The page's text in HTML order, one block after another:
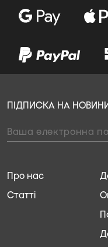
Про нас
Статті
ПІДПИСКА НА